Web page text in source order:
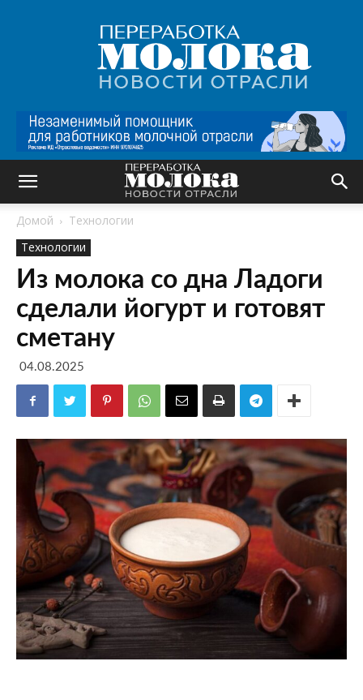
Переработка
молока
|
Новости
Домой
Технологии
Технологии
Из молока со дна Ладоги
сделали йогурт и готовят
сметану
04.08.2025